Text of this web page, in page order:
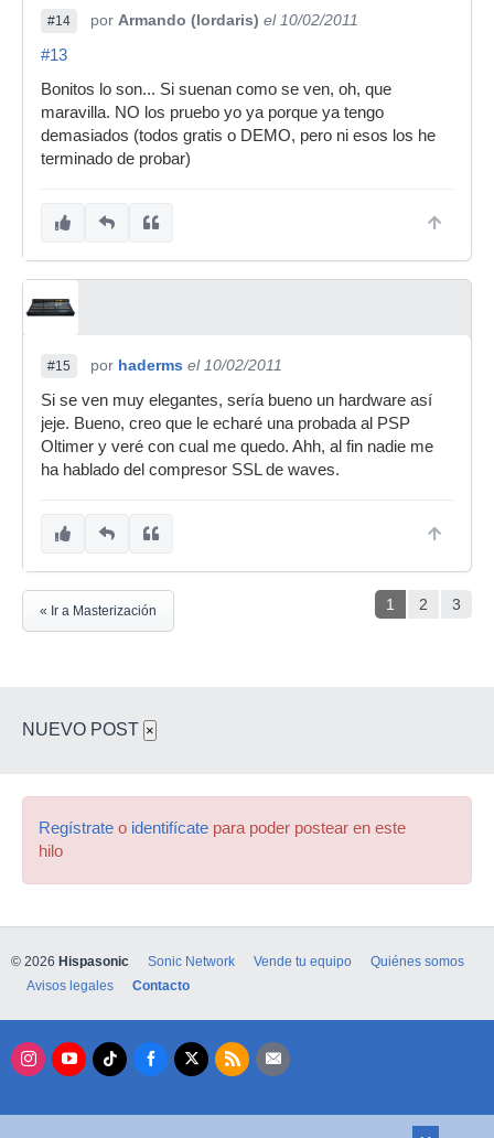
#14 por Armando (lordaris) el 10/02/2011
#13
Bonitos lo son... Si suenan como se ven, oh, que
maravilla. NO los pruebo yo ya porque ya tengo
demasiados (todos gratis o DEMO, pero ni esos los he
terminado de probar)
#15 por haderms el 10/02/2011
Si se ven muy elegantes, sería bueno un hardware así
jeje. Bueno, creo que le echaré una probada al PSP
Oltimer y veré con cual me quedo. Ahh, al fin nadie me
ha hablado del compresor SSL de waves.
1 2 3
« Ir a Masterización
NUEVO POST ×
Regístrate o identifícate para poder postear en este
hilo
© 2026 Hispasonic Sonic Network Vende tu equipo
Quiénes somos
Avisos legales
Contacto